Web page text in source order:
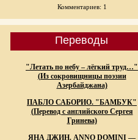
Комментариев: 1
Переводы
"Летать по небу – лёгкий труд…"
(Из сокровищницы поэзии
Азербайджана)
ПАБЛО САБОРИО. "БАМБУК"
(Перевод с английского Сергея
Гринева)
ЯНА ДЖИН. ANNO DOMINI —